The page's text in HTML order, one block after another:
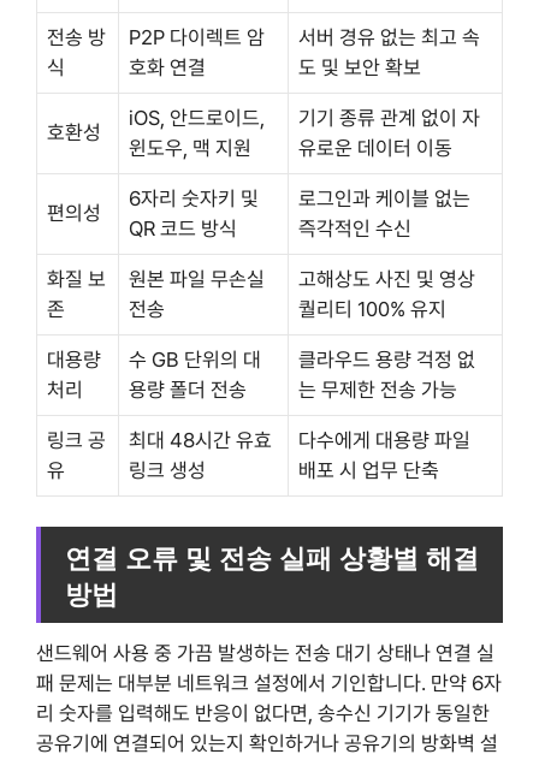
전송 방
식
P2P 다이렉트 암
호화 연결
서버 경유 없는 최고 속
도 및 보안 확보
호환성
iOS, 안드로이드,
윈도우, 맥 지원
기기 종류 관계 없이 자
유로운 데이터 이동
편의성
6자리 숫자키 및
QR 코드 방식
로그인과 케이블 없는
즉각적인 수신
화질 보
존
원본 파일 무손실
전송
고해상도 사진 및 영상
퀄리티 100% 유지
대용량
처리
수 GB 단위의 대
용량 폴더 전송
클라우드 용량 걱정 없
는 무제한 전송 가능
링크 공
유
최대 48시간 유효
링크 생성
다수에게 대용량 파일
배포 시 업무 단축
연결 오류 및 전송 실패 상황별 해결
방법
샌드웨어 사용 중 가끔 발생하는 전송 대기 상태나 연결 실
패 문제는 대부분 네트워크 설정에서 기인합니다. 만약 6자
리 숫자를 입력해도 반응이 없다면, 송수신 기기가 동일한
공유기에 연결되어 있는지 확인하거나 공유기의 방화벽 설